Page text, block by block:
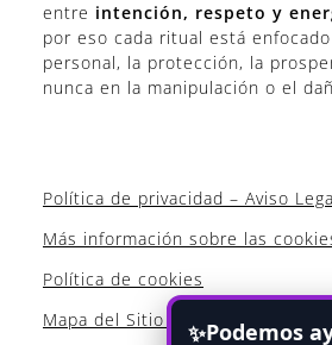
entre intención, respeto y
por eso cada ritual está
personal, la protección, la
nunca en la manipulación o el
Política de privacidad – Aviso
Más información sobre las
Política de cookies
Mapa del Sitio WEB
✨Podemos